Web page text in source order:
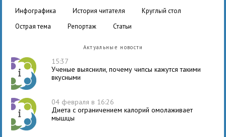
инфографика
история читателя
круглый стол
острая тема
репортаж статьи
Актуальные новости
15:37
Ученые выяснили, почему чипсы кажутся такими
вкусными
04 февраля в 16:26
Диета с ограничением калорий омолаживает
мышцы